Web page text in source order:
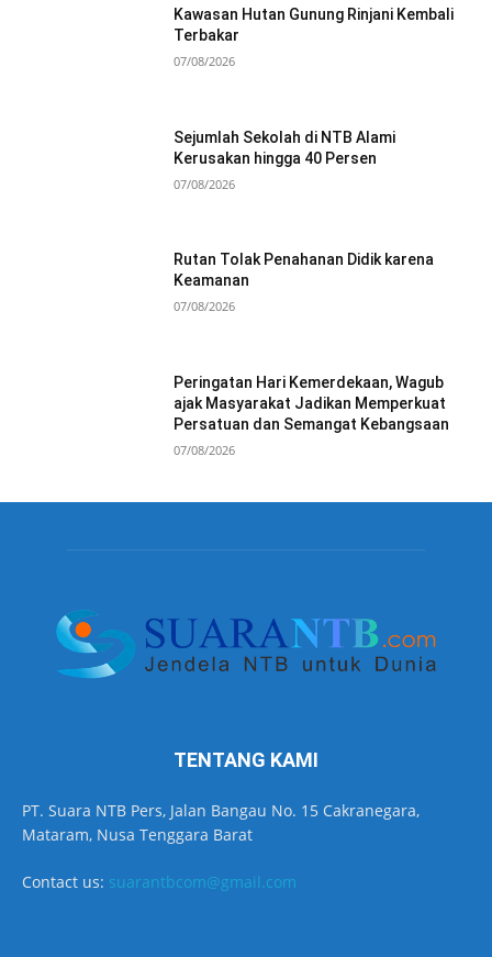
Kawasan Hutan Gunung Rinjani Kembali
Terbakar
07/08/2026
Sejumlah Sekolah di NTB Alami
Kerusakan hingga 40 Persen
07/08/2026
Rutan Tolak Penahanan Didik karena
Keamanan
07/08/2026
Peringatan Hari Kemerdekaan, Wagub
ajak Masyarakat Jadikan Memperkuat
Persatuan dan Semangat Kebangsaan
07/08/2026
TENTANG KAMI
PT. Suara NTB Pers, Jalan Bangau No. 15 Cakranegara,
Mataram, Nusa Tenggara Barat
Contact us: suarantbcom@gmail.com